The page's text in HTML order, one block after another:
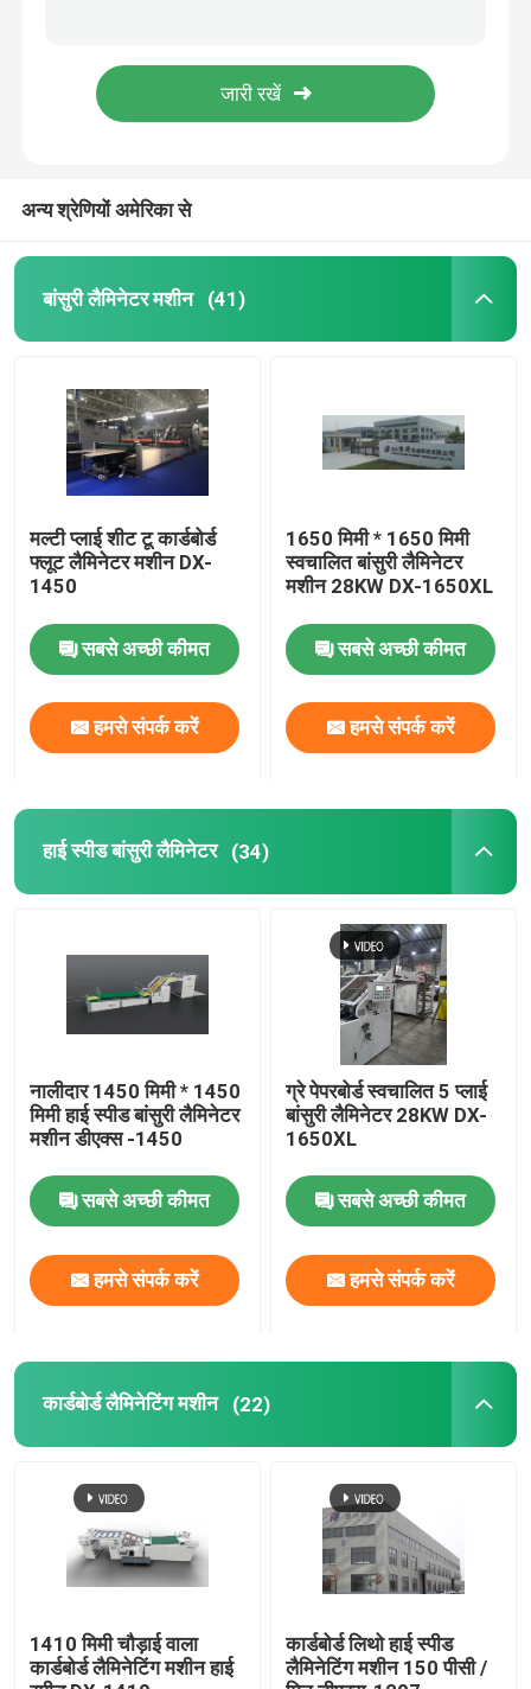
हाई स्पीड बांसुरी लैमिनेटर
स्वचालित बांसुरी लैमिनेटर
5 प्लाई फ्लूट लैमिनेटर
ऑटो स्टेकर मशीन
थर्मल फिल्म लैमिनेटर मशीन
लिथो लैमिनेशन मशीन
बांसुरी फाड़ना चिपकाने की मशीन
हॉट नाइफ फिल्म लैमिनेटर मशीन
चेन नाइफ फिल्म लैमिनेटर मशीन
अन्य श्रेणियों अमेरिका से
बांसुरी लैमिनेटर मशीन (41)
मल्टी प्लाई शीट टू कार्डबोर्ड
फ्लूट लैमिनेटर मशीन DX-
1450
सबसे अच्छी कीमत
हमसे संपर्क करें
1650 मिमी * 1650 मिमी
स्वचालित बांसुरी लैमिनेटर
मशीन 28KW DX-1650XL
सबसे अच्छी कीमत
हमसे संपर्क करें
हाई स्पीड बांसुरी लैमिनेटर (34)
नालीदार 1450 मिमी * 1450
मिमी हाई स्पीड बांसुरी लैमिनेटर
मशीन डीएक्स -1450
सबसे अच्छी कीमत
हमसे संपर्क करें
ग्रे पेपरबोर्ड स्वचालित 5 प्लाई
बांसुरी लैमिनेटर 28KW DX-
1650XL
सबसे अच्छी कीमत
हमसे संपर्क करें
कार्डबोर्ड लैमिनेटिंग मशीन (22)
1410 मिमी चौड़ाई वाला
कार्डबोर्ड लैमिनेटिंग मशीन हाई
कार्डबोर्ड लिथो हाई स्पीड
लैमिनेटिंग मशीन 150 पीसी /